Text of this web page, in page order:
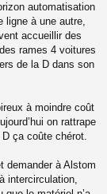
automatisation
ligne à une autre,
accueillir des
rames 4 voitures
de la D dans son
à moindre coût
on rattrape
ça coûte chérot.
demander à Alstom
intercirculation,